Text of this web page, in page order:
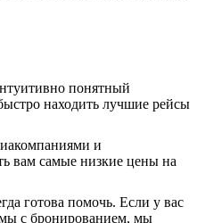
понятный
находить лучшие рейсы
и
вам самые низкие цены на
готова помочь. Если у вас
с бронированием, мы